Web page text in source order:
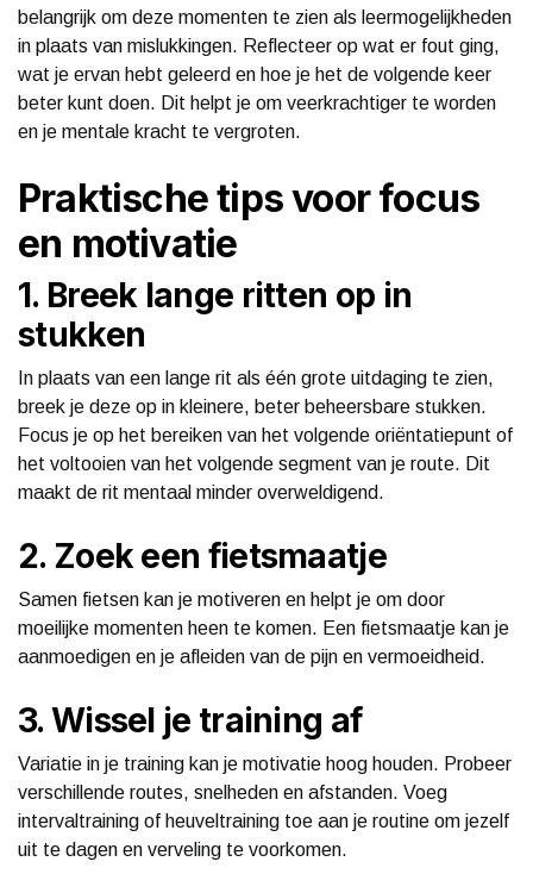
belangrijk om deze momenten te zien als leermogelijkheden
in plaats van mislukkingen. Reflecteer op wat er fout ging,
wat je ervan hebt geleerd en hoe je het de volgende keer
beter kunt doen. Dit helpt je om veerkrachtiger te worden
en je mentale kracht te vergroten.
Praktische tips voor focus
en motivatie
1. Breek lange ritten op in
stukken
In plaats van een lange rit als één grote uitdaging te zien,
breek je deze op in kleinere, beter beheersbare stukken.
Focus je op het bereiken van het volgende oriëntatiepunt of
het voltooien van het volgende segment van je route. Dit
maakt de rit mentaal minder overweldigend.
2. Zoek een fietsmaatje
Samen fietsen kan je motiveren en helpt je om door
moeilijke momenten heen te komen. Een fietsmaatje kan je
aanmoedigen en je afleiden van de pijn en vermoeidheid.
3. Wissel je training af
Variatie in je training kan je motivatie hoog houden. Probeer
verschillende routes, snelheden en afstanden. Voeg
intervaltraining of heuveltraining toe aan je routine om jezelf
uit te dagen en verveling te voorkomen.